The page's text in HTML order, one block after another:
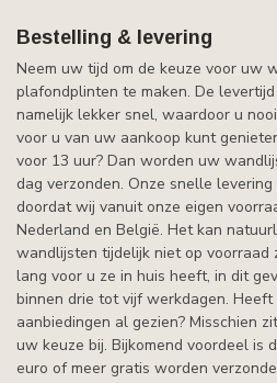
Bestelling & levering
Neem uw tijd om de keuze voor uw
plafondplinten te maken. De
namelijk lekker snel, waardoor u
voor u van uw aankoop kunt
voor 13 uur? Dan worden uw
dag verzonden. Onze snelle
doordat wij vanuit onze eigen
Nederland en België. Het kan
wandlijsten tijdelijk niet op voorraad
lang voor u ze in huis heeft, in dit
binnen drie tot vijf werkdagen.
aanbiedingen al gezien? Misschien
uw keuze bij. Bijkomend voordeel is
euro of meer gratis worden